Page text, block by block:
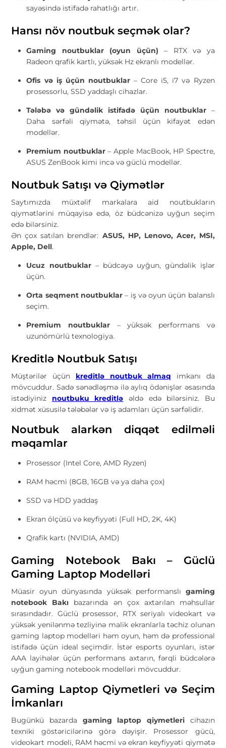
sayəsində istifadə rahatlığı artır.
Hansı növ noutbuk seçmək olar?
Gaming noutbuklar (oyun üçün) – RTX və ya
Radeon qrafik kartlı, yüksək Hz ekranlı modellər.
Ofis və iş üçün noutbuklar– Core i5, i7 və Ryzen
prosessorlu, SSD yaddaşlı cihazlar.
Tələbə və gündəlik istifadə üçün noutbuklar–
Daha sərfəli qiymətə, təhsil üçün kifayət edən
modellər.
Premium noutbuklar– Apple MacBook, HP Spectre,
ASUS ZenBook kimi incə və güclü modellər.
Noutbuk Satışı və Qiymətlər
Saytımızda müxtəlif markalara aid noutbukların
qiymətlərini müqayisə edə, öz büdcənizə uyğun seçim
edə bilərsiniz.
Ən çox satılan brendlər: ASUS, HP, Lenovo, Acer, MSI,
Apple, Dell.
Ucuz noutbuklar– büdcəyə uyğun, gündəlik işlər
üçün.
Orta seqment noutbuklar– iş və oyun üçün balanslı
seçim.
Premium noutbuklar – yüksək performans və
uzunömürlü texnologiya.
Kreditlə Noutbuk Satışı
Müştərilər üçün kreditlə noutbuk almaq imkanı da
mövcuddur. Sadə sənədləşmə ilə aylıq ödənişlər əsasında
istədiyiniz noutbuku kreditlə əldə edə bilərsiniz. Bu
xidmət xüsusilə tələbələr və iş adamları üçün sərfəlidir.
Noutbuk alarkən diqqət edilməli
məqamlar
Prosessor (Intel Core, AMD Ryzen)
RAM həcmi (8GB, 16GB və ya daha çox)
SSD və HDD yaddaş
Ekran ölçüsü və keyfiyyəti (Full HD, 2K, 4K)
Qrafik kartı (NVIDIA, AMD)
Gaming Notebook Bakı – Güclü
Gaming Laptop Modelləri
Müasir oyun dünyasında yüksək performanslı gaming
notebook Bakı bazarında ən çox axtarılan məhsullar
sırasındadır. Güclü prosessor, RTX seriyalı videokart və
yüksək yenilənmə tezliyinə malik ekranlarla təchiz olunan
gaming laptop modelləri həm oyun, həm də professional
istifadə üçün ideal seçimdir. İstər esports oyunları, istər
AAA layihələr üçün performans axtarın, fərqli büdcələrə
uyğun gaming notebook modelləri mövcuddur.
Gaming Laptop Qiymetleri və Seçim
İmkanları
Bugünkü bazarda gaming laptop qiymetlericihazın
texniki göstəricilərinə görə dəyişir. Prosessor gücü,
videokart modeli, RAM həcmi və ekran keyfiyyəti qiymətə